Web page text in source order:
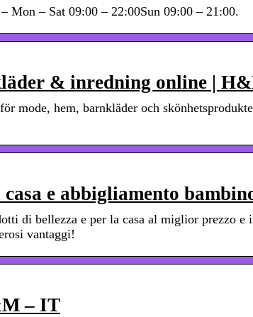
Mon – Sat 09:00 – 22:00Sun 09:00 – 21:00.
& inredning online |
mode, hem, barnkläder och
e abbigliamento
di bellezza e per la casa al miglior prezzo e
vantaggi!
– IT